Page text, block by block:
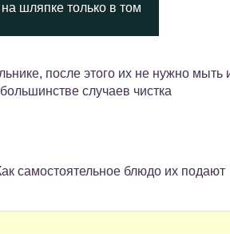
шляпке только в том
после этого их не нужно мыть
случаев чистка
самостоятельное блюдо их подают